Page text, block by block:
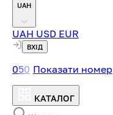
UAH
UAH USD EUR
ВХІД
050 Показати номер
КАТАЛОГ